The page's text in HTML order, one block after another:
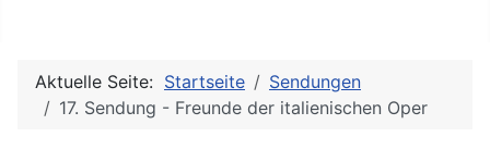
Aktuelle Seite: Startseite
Sendungen
17. Sendung - Freunde der italienischen Oper